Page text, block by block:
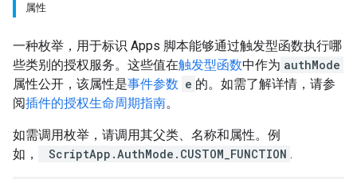
属性
一种枚举，用于标识 Apps 脚本能够通过触发型函数执行哪
些类别的授权服务。这些值在触发型函数中作为 authMode
属性公开，该属性是事件参数 e 的。如需了解详情，请参
阅插件的授权生命周期指南。
如需调用枚举，请调用其父类、名称和属性。例
如，
ScriptApp.AuthMode.CUSTOM_FUNCTION .